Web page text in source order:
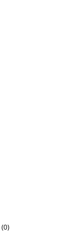
(0)